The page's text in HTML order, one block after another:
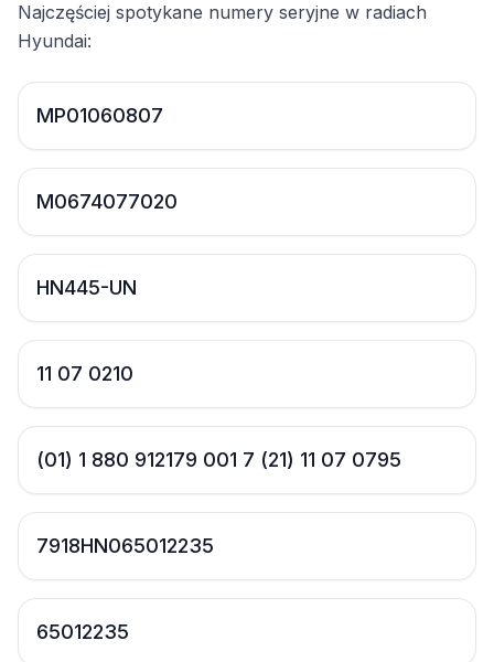
Najczęściej spotykane numery seryjne w radiach
Hyundai:
MP01060807
M0674077020
HN445-UN
11 07 0210
(01) 1 880 912179 001 7 (21) 11 07 0795
7918HN065012235
65012235